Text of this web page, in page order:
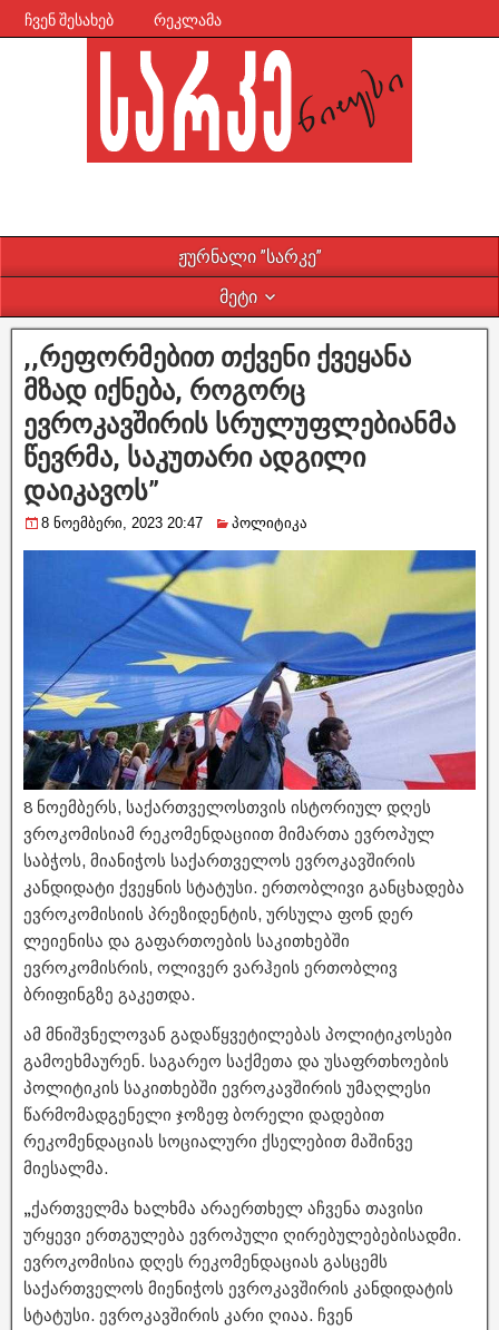
ჩვენ შესახებ რეკლამა
ჟურნალი ”სარკე”
მეტი
,,რეფორმებით თქვენი ქვეყანა
მზად იქნება, როგორც
ევროკავშირის სრულუფლებიანმა
წევრმა, საკუთარი ადგილი
დაიკავოს”
8 ნოემბერი, 2023 20:47 პოლიტიკა
8 ნოემბერს, საქართველოსთვის ისტორიულ დღეს
ვროკომისიამ რეკომენდაციით მიმართა ევროპულ
საბჭოს, მიანიჭოს საქართველოს ევროკავშირის
კანდიდატი ქვეყნის სტატუსი. ერთობლივი განცხადება
ევროკომისიის პრეზიდენტის, ურსულა ფონ დერ
ლეიენისა და გაფართოების საკითხებში
ევროკომისრის, ოლივერ ვარჰეის ერთობლივ
ბრიფინგზე გაკეთდა.
ამ მნიშვნელოვან გადაწყვეტილებას პოლიტიკოსები
გამოეხმაურენ. საგარეო საქმეთა და უსაფრთხოების
პოლიტიკის საკითხებში ევროკავშირის უმაღლესი
წარმომადგენელი ჯოზეფ ბორელი დადებით
რეკომენდაციას სოციალური ქსელებით მაშინვე
მიესალმა.
„ქართველმა ხალხმა არაერთხელ აჩვენა თავისი
ურყევი ერთგულება ევროპული ღირებულებებისადმი.
ევროკომისია დღეს რეკომენდაციას გასცემს
საქართველოს მიენიჭოს ევროკავშირის კანდიდატის
სტატუსი. ევროკავშირის კარი ღიაა. ჩვენ